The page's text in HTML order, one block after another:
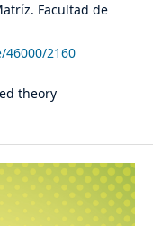
Facultad de
2160
theory